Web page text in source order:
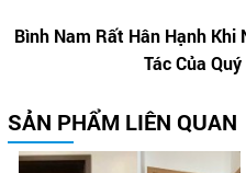
Bình Nam Rất Hân Hạnh Khi
Tác Của
SẢN PHẨM LIÊN QUAN